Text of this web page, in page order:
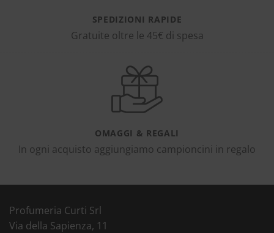
SPEDIZIONI RAPIDE
Gratuite oltre le 45€ di spesa
OMAGGI & REGALI
In ogni acquisto aggiungiamo campioncini in regalo
Profumeria Curti Srl
Via della Sapienza, 11